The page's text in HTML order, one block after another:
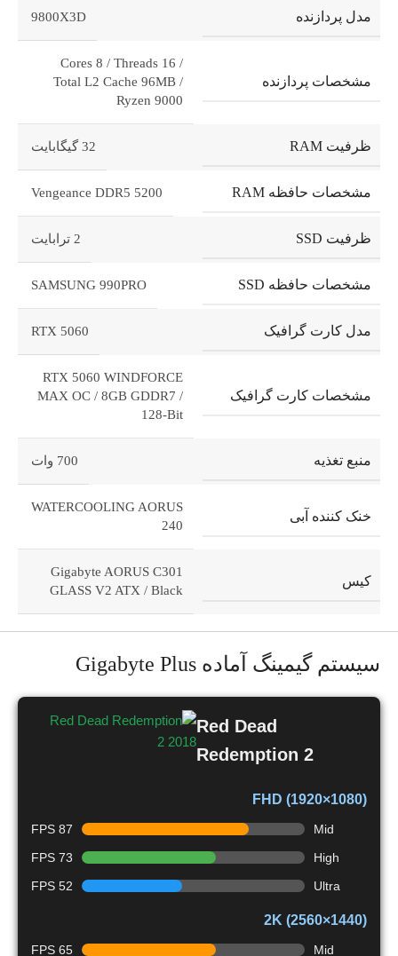
مدل پردازنده 9800X3D
مشخصات پردازنده
Cores 8 / Threads 16 /
Total L2 Cache 96MB /
Ryzen 9000
ظرفیت RAM 32 گیگابایت
مشخصات حافظه RAM Vengeance DDR5 5200
ظرفیت SSD 2 ترابایت
مشخصات حافظه SSD SAMSUNG 990PRO
مدل کارت گرافیک RTX 5060
مشخصات کارت گرافیک
RTX 5060 WINDFORCE
MAX OC / 8GB GDDR7 /
128-Bit
منبع تغذیه 700 وات
خنک کننده آبی
WATERCOOLING AORUS
240
کیس
Gigabyte AORUS C301
GLASS V2 ATX / Black
سیستم گیمینگ آماده Gigabyte Plus
Red Dead
Redemption 2
FHD (1920×1080)
Mid
87 FPS
High
73 FPS
Ultra
52 FPS
2K (2560×1440)
Mid
65 FPS